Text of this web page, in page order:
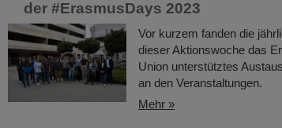
der #ErasmusDays 2023
Vor kurzem fanden die
dieser Aktionswoche das
Union unterstütztes
an den Veranstaltungen.
Mehr »